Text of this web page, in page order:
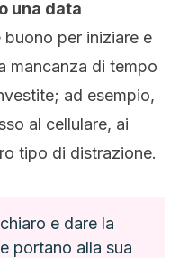
una data
per iniziare e
mancanza di tempo
ad esempio,
al cellulare, ai
tipo di distrazione.
e dare la
portano alla sua